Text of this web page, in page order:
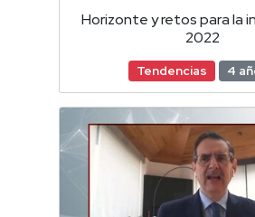
Horizonte y retos para la
2022
Tendencias 4